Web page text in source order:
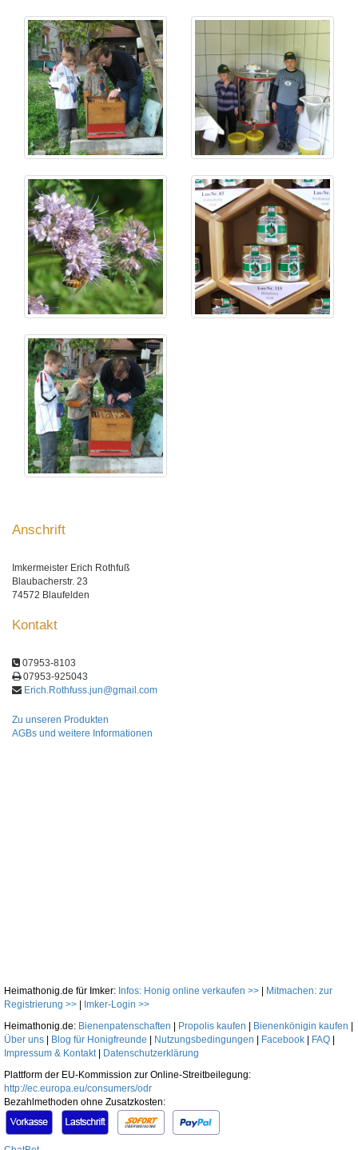
Anschrift
Imkermeister Erich Rothfuß
Blaubacherstr. 23
74572 Blaufelden
Kontakt
07953-8103
07953-925043
Erich.Rothfuss.jun@gmail.com
Zu unseren Produkten
AGBs und weitere Informationen
Heimathonig.de für Imker: Infos: Honig online verkaufen >>
Mitmachen: zur
Registrierung >>
Imker-Login >>
Heimathonig.de: Bienenpatenschaften Propolis kaufen Bienenkönigin kaufen
Über uns
Blog für Honigfreunde Nutzungsbedingungen Facebook FAQ
Impressum & Kontakt|
Datenschutzerklärung
Plattform der EU-Kommission zur Online-Streitbeilegung:
http://ec.europa.eu/consumers/odr
Bezahlmethoden ohne Zusatzkosten: